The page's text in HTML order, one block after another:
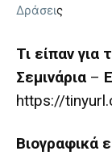
Δράσεις
Τι είπαν
Σεμινάρια –
https://
Βιογραφικά